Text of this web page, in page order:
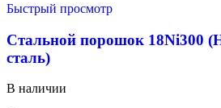
Быстрый просмотр
Стальной порошок 18Ni300
сталь)
В наличии